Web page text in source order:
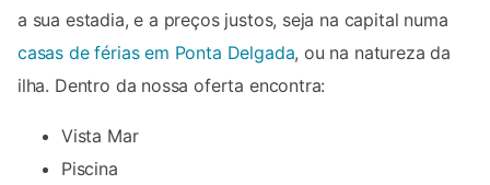
a sua estadia, e a preços justos, seja na capital numa
casas de férias em Ponta Delgada, ou na natureza da
ilha. Dentro da nossa oferta encontra:
Vista Mar
Piscina